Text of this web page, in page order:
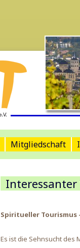
Mitgliedschaft
Spiritueller Tourismus
Es ist die Sehnsucht des